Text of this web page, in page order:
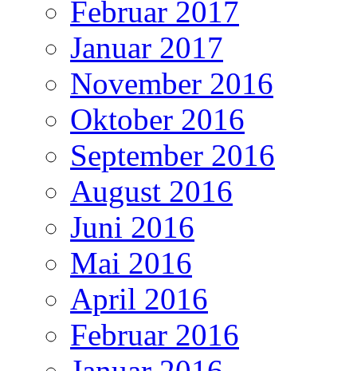
Februar 2017
Januar 2017
November 2016
Oktober 2016
September 2016
August 2016
Juni 2016
Mai 2016
April 2016
Februar 2016